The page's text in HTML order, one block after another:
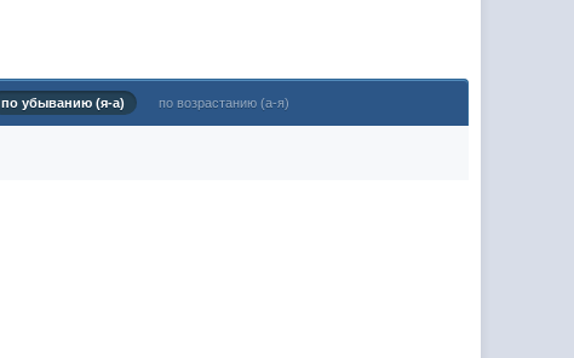
по убыванию (я-а) по возрастанию (а-я)